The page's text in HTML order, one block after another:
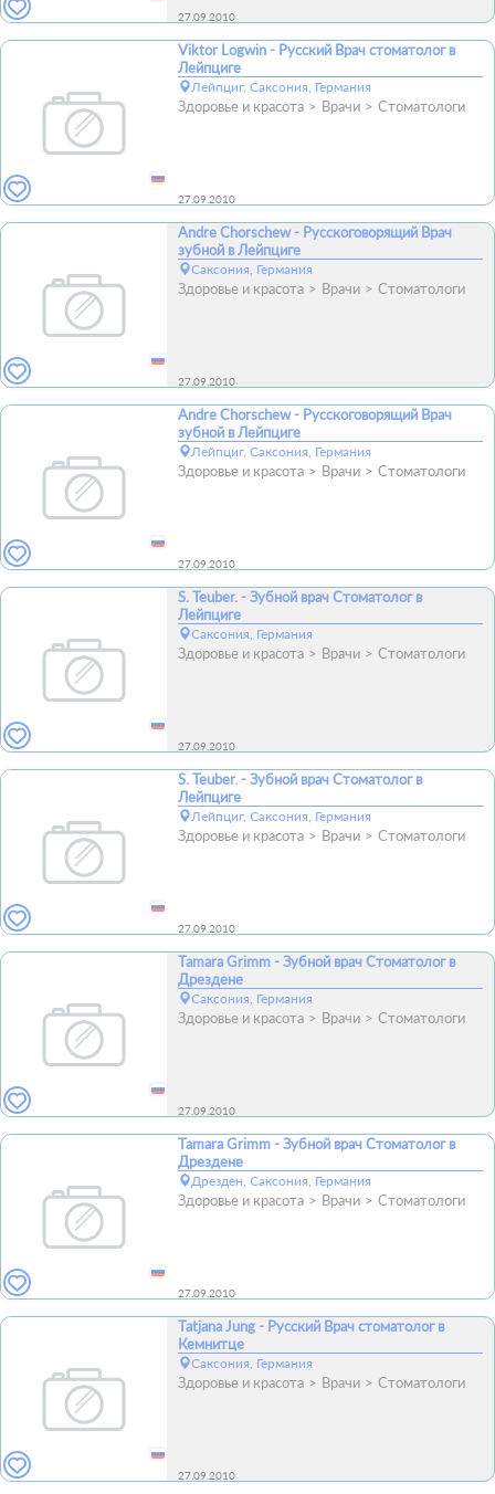
27.09.2010
Viktor Logwin - Русский Врач стоматолог в
Лейпциге
Лейпциг, Саксония, Германия
Здоровье и красота Врачи Стоматологи
27.09.2010
Andre Chorschew - Русскоговорящий Врач
зубной в Лейпциге
Саксония, Германия
Здоровье и красота Врачи Стоматологи
27.09.2010
Andre Chorschew - Русскоговорящий Врач
зубной в Лейпциге
Лейпциг, Саксония, Германия
Здоровье и красота Врачи Стоматологи
27.09.2010
S. Teuber. - Зубной врач Стоматолог в
Лейпциге
Саксония, Германия
Здоровье и красота Врачи Стоматологи
27.09.2010
S. Teuber. - Зубной врач Стоматолог в
Лейпциге
Лейпциг, Саксония, Германия
Здоровье и красота Врачи Стоматологи
27.09.2010
Tamara Grimm - Зубной врач Стоматолог в
Дрездене
Саксония, Германия
Здоровье и красота Врачи Стоматологи
27.09.2010
Tamara Grimm - Зубной врач Стоматолог в
Дрездене
Дрезден, Саксония, Германия
Здоровье и красота Врачи Стоматологи
27.09.2010
Tatjana Jung - Русский Врач стоматолог в
Кемнитце
Саксония, Германия
Здоровье и красота Врачи Стоматологи
27.09.2010